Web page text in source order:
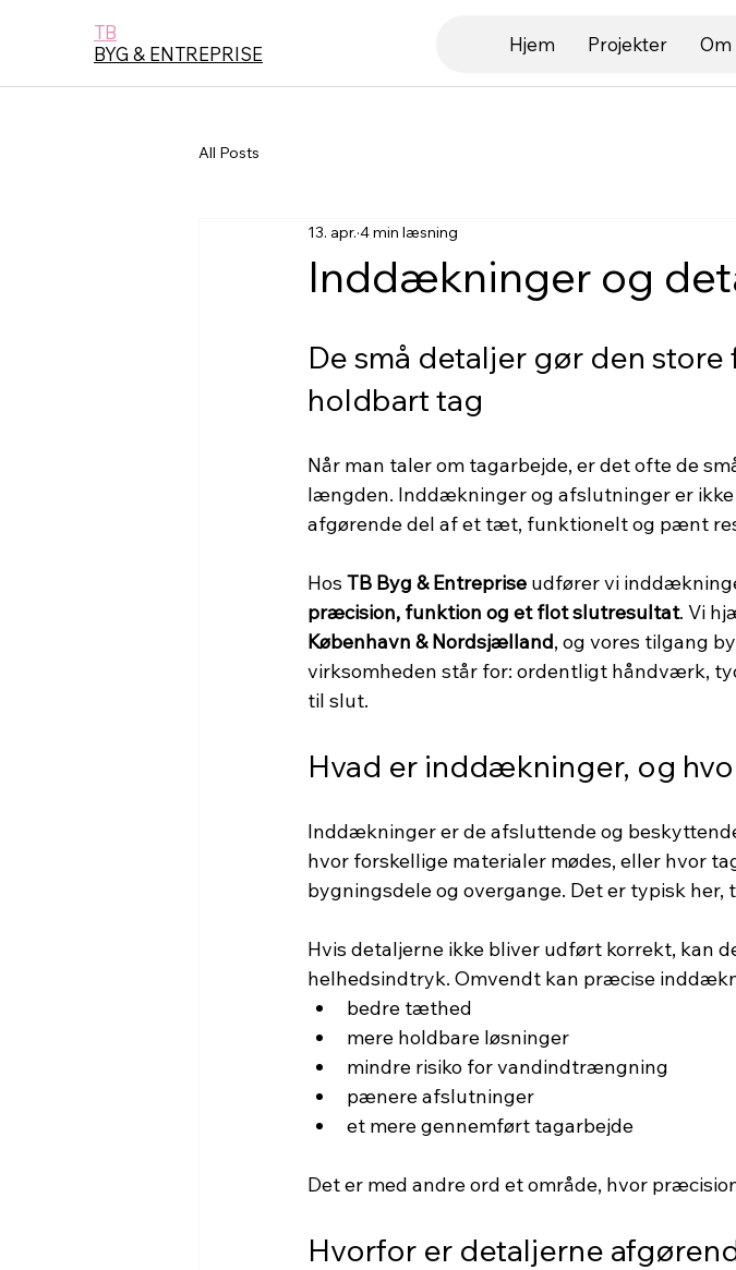
TB
BYG & ENTREPRISE
Hjem Projekter Om
All Posts
Inddækninger og
13. apr. 4 min læsning
De små detaljer gør den
holdbart tag
Når man taler om tagarbejde, er det ofte de
længden. Inddækninger og afslutninger er
afgørende del af et tæt, funktionelt og pænt
Hos TB Byg & Entreprise udfører vi
præcision, funktion og et flot slutresultat. Vi
København & Nordsjælland, og vores tilgang
virksomheden står for: ordentligt håndværk,
til slut.
Hvad er inddækninger, og
Inddækninger er de afsluttende og
hvor forskellige materialer mødes, eller hvor
bygningsdele og overgange. Det er typisk
Hvis detaljerne ikke bliver udført korrekt, kan
helhedsindtryk. Omvendt kan præcise
bedre tæthed
mere holdbare løsninger
mindre risiko for vandindtrængning
pænere afslutninger
et mere gennemført tagarbejde
Det er med andre ord et område, hvor
Hvorfor er detaljerne